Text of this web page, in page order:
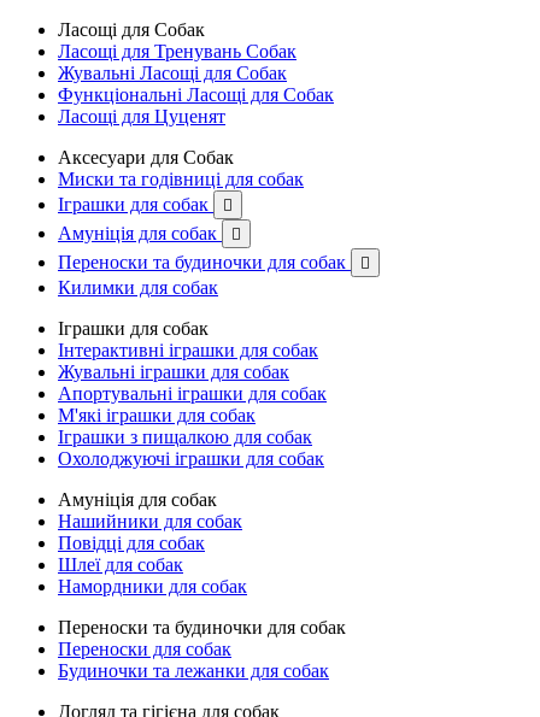
Ласощі для Собак
Ласощі для Тренувань Собак
Жувальні Ласощі для Собак
Функціональні Ласощі для Собак
Ласощі для Цуценят
Аксесуари для Собак
Миски та годівниці для собак
Іграшки для собак

Амуніція для собак 
Переноски та будиночки для собак 
Килимки для собак
Іграшки для собак
Інтерактивні іграшки для собак
Жувальні іграшки для собак
Апортувальні іграшки для собак
М'які іграшки для собак
Іграшки з пищалкою для собак
Охолоджуючі іграшки для собак
Амуніція для собак
Нашийники для собак
Повідці для собак
Шлеї для собак
Намордники для собак
Переноски та будиночки для собак
Переноски для собак
Будиночки та лежанки для собак
Догляд та гігієна для собак